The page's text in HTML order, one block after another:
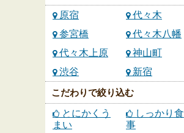
原宿
代々木
参宮橋
代々木八幡
代々木上原
神山町
渋谷
新宿
こだわりで絞り込む
とにかくう
まい
しっかり食
事